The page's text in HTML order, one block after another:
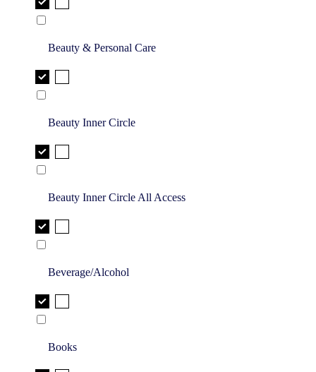
Beauty & Personal Care
Beauty Inner Circle
Beauty Inner Circle All Access
Beverage/Alcohol
Books